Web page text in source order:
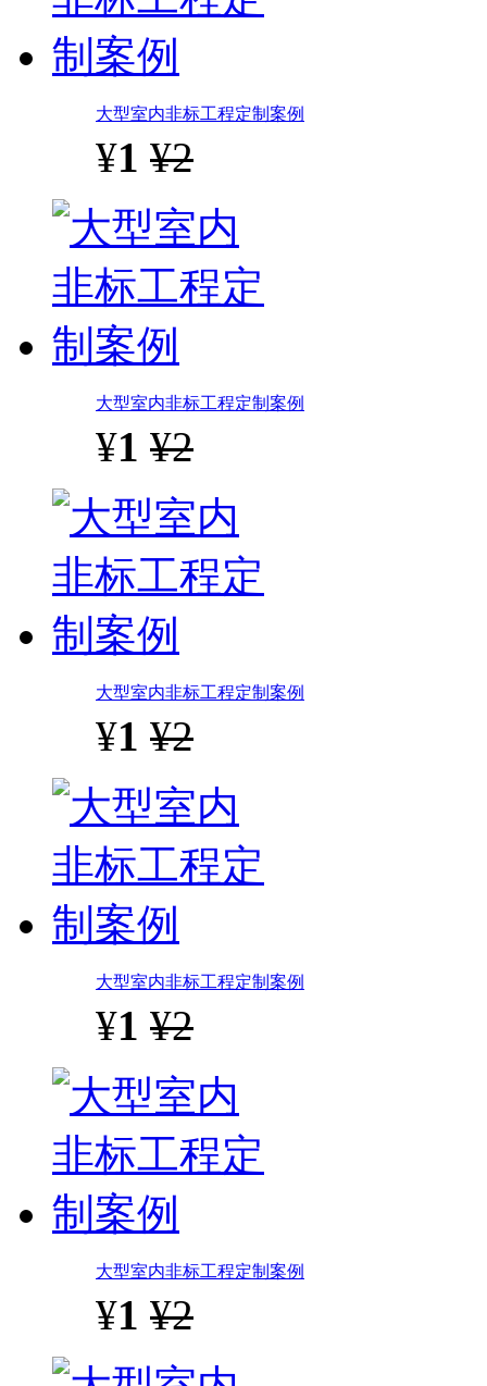
大型室内非标工程定制案例
¥1 ¥2
大型室内非标工程定制案例
¥1 ¥2
大型室内非标工程定制案例
¥1 ¥2
大型室内非标工程定制案例
¥1 ¥2
大型室内非标工程定制案例
¥1 ¥2